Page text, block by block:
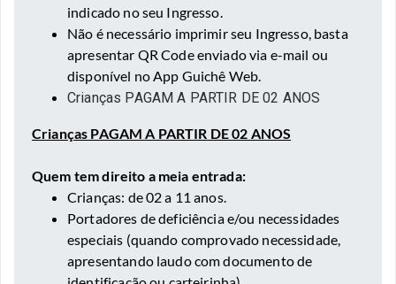
indicado no seu Ingresso.
Não é necessário imprimir seu Ingresso, basta
apresentar QR Code enviado via e-mail ou
disponível no App Guichê Web.
Crianças PAGAM A PARTIR DE 02 ANOS
Crianças PAGAM A PARTIR DE 02 ANOS
Quem tem direito a meia entrada:
Crianças: de 02 a 11 anos.
Portadores de deficiência e/ou necessidades
especiais (quando comprovado necessidade,
apresentando laudo com documento de